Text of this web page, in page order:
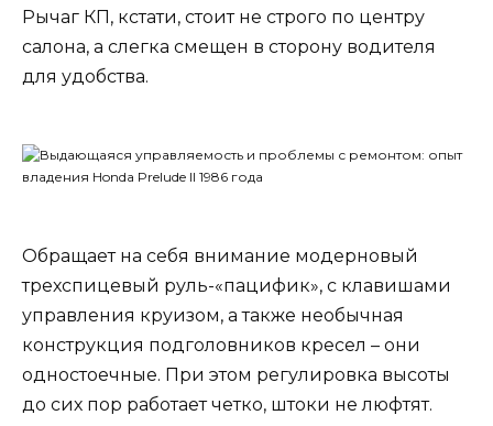
Рычаг КП, кстати, стоит не строго по центру
салона, а слегка смещен в сторону водителя
для удобства.
Обращает на себя внимание модерновый
трехспицевый руль-«пацифик», с клавишами
управления круизом, а также необычная
конструкция подголовников кресел – они
одностоечные. При этом регулировка высоты
до сих пор работает четко, штоки не люфтят.